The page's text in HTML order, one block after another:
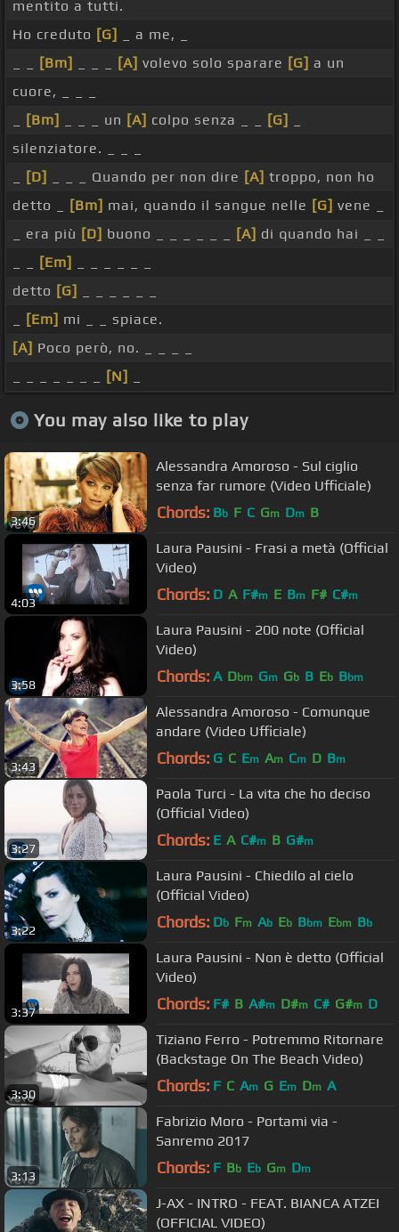
mentito a tutti.
Ho creduto [G]
_ a me, _
[Bm] [A] volevo solo sparare [G] a un
cuore, _ _ _
[Bm] _ _ _ un [A] colpo senza _ _ [G]
silenziatore. _ _ _
[D] _ _ _ Quando per non dire [A] troppo, non ho
detto _
[Bm] mai, quando il sangue nelle [G] vene _
_ era più [D] buono _ _ _ _ _ _ [A] di quando hai _ _
[Em]
detto [G]
[Em] mi _ _ spiace.
[A] Poco però, no. _ _ _ _
[N]
You may also like to play
3:46
Alessandra Amoroso - Sul ciglio
senza far rumore (Video Ufficiale)
Chords: Bb F C Gm Dm B
4:03
Laura Pausini - Frasi a metà (Official
Video)
Chords: D A F#m E Bm F# C#m
3:58
Laura Pausini - 200 note (Official
Video)
Chords: A Dbm Gm Gb B Eb Bbm
3:43
Alessandra Amoroso - Comunque
andare (Video Ufficiale)
Chords: G C Em Am Cm D Bm
3:27
Paola Turci - La vita che ho deciso
(Official Video)
Chords: E A C#m B G#m
3:22
Laura Pausini - Chiedilo al cielo
(Official Video)
Chords: Db Fm Ab Eb Bbm Ebm Bb
3:37
Laura Pausini - Non è detto (Official
Video)
Chords: F# B A#m D#m C# G#m D
3:30
Tiziano Ferro - Potremmo Ritornare
(Backstage On The Beach Video)
Chords: F C Am G Em Dm A
3:13
Fabrizio Moro - Portami via -
Sanremo 2017
Chords: F Bb Eb Gm Dm
J-AX - INTRO - FEAT. BIANCA ATZEI
(OFFICIAL VIDEO)